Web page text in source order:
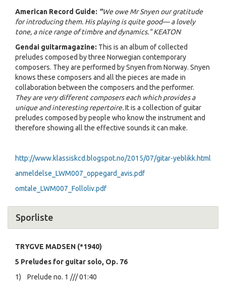
American Record Guide: "We owe Mr Snyen our gratitude
for introducing them. His playing is quite good— a lovely
tone, a nice range of timbre and dynamics." KEATON
Gendai guitarmagazine: This is an album of collected
preludes composed by three Norwegian contemporary
composers. They are performed by Snyen from Norway. Snyen
knows these composers and all the pieces are made in
collaboration between the composers and the performer.
They are very different composers each which provides a
unique and interesting repertoire.It is a collection of guitar
preludes composed by people who know the instrument and
therefore showing all the effective sounds it can make.
http://www.klassiskcd.blogspot.no/2015/07/gitar-yeblikk.html
anmeldelse_LWM007_oppegard_avis.pdf
omtale_LWM007_Folloliv.pdf
Sporliste
TRYGVE MADSEN (*1940)
5 Preludes for guitar solo, Op. 76
1) Prelude no. 1 /// 01:40